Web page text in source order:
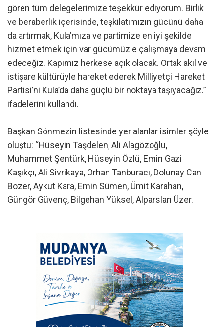
gören tüm delegelerimize teşekkür ediyorum. Birlik
ve beraberlik içerisinde, teşkilatımızın gücünü daha
da artırmak, Kula’mıza ve partimize en iyi şekilde
hizmet etmek için var gücümüzle çalışmaya devam
edeceğiz. Kapımız herkese açık olacak. Ortak akıl ve
istişare kültürüyle hareket ederek Milliyetçi Hareket
Partisi’ni Kula’da daha güçlü bir noktaya taşıyacağız.”
ifadelerini kullandı.
Başkan Sönmezin listesinde yer alanlar isimler şöyle
oluştu: “Hüseyin Taşdelen, Ali Alagözoğlu,
Muhammet Şentürk, Hüseyin Özlü, Emin Gazi
Kaşıkçı, Ali Sivrikaya, Orhan Tanburacı, Dolunay Can
Bozer, Aykut Kara, Emin Sümen, Ümit Karahan,
Güngör Güvenç, Bilgehan Yüksel, Alparslan Üzer.